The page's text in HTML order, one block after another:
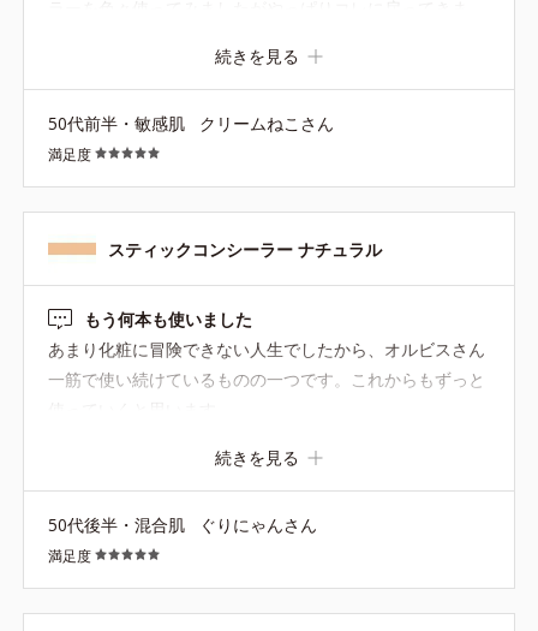
のでシミ以外にもクマやほうれい線など明るくしたい所に
も使えますよ。
続きを見る
50代前半・敏感肌 クリームねこさん
満足度
スティックコンシーラー ナチュラル
もう何本も使いました
あまり化粧に冒険できない人生でしたから、オルビスさん
一筋で使い続けているものの一つです。これからもずっと
続きを見る
50代後半・混合肌 ぐりにゃんさん
満足度